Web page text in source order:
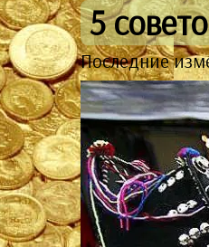
5
Последние